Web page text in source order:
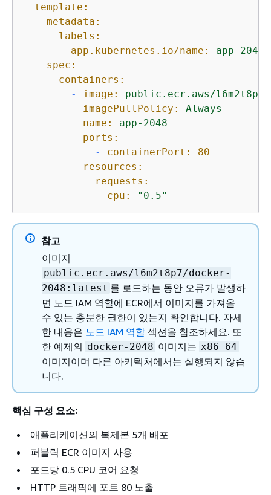
template:
metadata:
labels:
app.kubernetes.io/name:
app-2048
spec:
containers:
-
image:
public.ecr.aws/
imagePullPolicy:
Always
name:
app-2048
ports:
-
containerPort:
80
resources:
requests:
cpu:
"0.5"
참고
이미지
public.ecr.aws/l6m2t8p7/docker-
2048:latest 를 로드하는 동안 오류가 발생하
면 노드 IAM 역할에 ECR에서 이미지를 가져올
수 있는 충분한 권한이 있는지 확인합니다. 자세
한 내용은 노드 IAM 역할 섹션을 참조하세요. 또
한 예제의 docker-2048 이미지는 x86_64
이미지이며 다른 아키텍처에서는 실행되지 않습
니다.
핵심 구성 요소:
애플리케이션의 복제본 5개 배포
퍼블릭 ECR 이미지 사용
포드당 0.5 CPU 코어 요청
HTTP 트래픽에 포트 80 노출